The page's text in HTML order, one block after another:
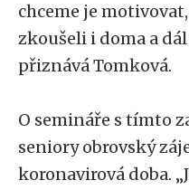
chceme je
zkoušeli i doma a
přiznává Tomková.
O semináře s tímto
seniory obrovský
koronavirová doba.